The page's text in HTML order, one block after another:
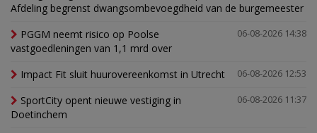
Afdeling begrenst dwangsombevoegdheid van de burgemeester
06-08-2026 14:38
PGGM neemt risico op Poolse
vastgoedleningen van 1,1 mrd over
06-08-2026 12:53
Impact Fit sluit huurovereenkomst in Utrecht
06-08-2026 11:37
SportCity opent nieuwe vestiging in
Doetinchem